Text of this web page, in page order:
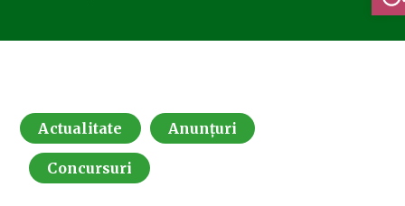
Actualitate Anunțuri
Concursuri